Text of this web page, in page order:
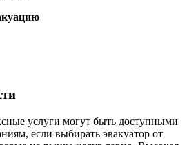
услуги могут быть доступными
если выбирать эвакуатор от